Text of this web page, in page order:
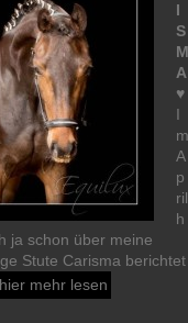
I
S
M
A
♥
I
m
A
p
ril
h
ja schon über meine
Stute Carisma berichtet
mehr lesen